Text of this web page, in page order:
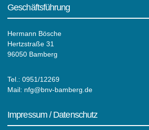
Geschäftsführung
Hermann Bösche
Hertzstraße 31
96050 Bamberg
Tel.: 0951/12269
Mail: nfg@bnv-bamberg.de
Impressum / Datenschutz